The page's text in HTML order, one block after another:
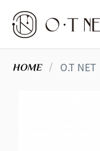
HOME O.T NET